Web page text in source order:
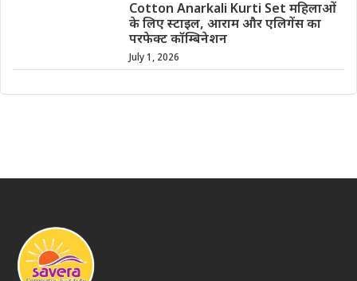
Cotton Anarkali Kurti Set महिलाओं
के लिए स्टाइल, आराम और एलिगेंस का
परफेक्ट कॉम्बिनेशन
July 1, 2026